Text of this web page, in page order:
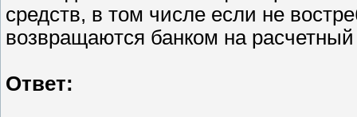
средств, в том числе если не
возвращаются банком на
Ответ: